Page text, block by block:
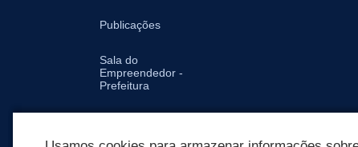
Publicações
Sala do
Empreendedor -
Prefeitura